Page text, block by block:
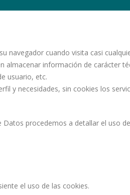
navegador cuando visita casi
almacenar información de carácter
usuario, etc.
y necesidades, sin cookies los
Datos procedemos a detallar el uso
el uso de las cookies.